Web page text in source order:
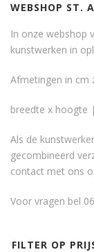
WEBSHOP ST.
In onze webshop
kunstwerken in
Afmetingen in cm
breedte x hoogte
Als de
gecombineerd
contact met ons
Voor vragen bel
FILTER OP